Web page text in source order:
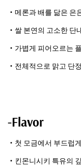
・메론과 배를 닮은 은
・쌀 본연의 고소한 단
・가볍게 피어오르는
・전체적으로 맑고 단
-Flavor
・첫 모금에서 부드럽
・킨몬니시키 특유의